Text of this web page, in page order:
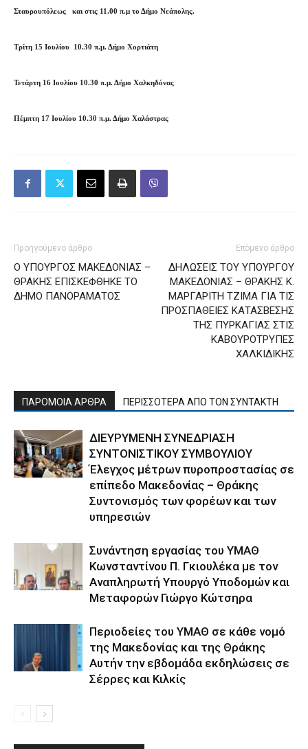
Σταυρουπόλεως και στις 11.00 π.μ το Δήμο Νεάπολης.
Τρίτη 15 Ιουλίου 10.30 π.μ. Δήμο Χορτιάτη
Τετάρτη 16 Ιουλίου 10.30 π.μ. Δήμο Χαλκηδόνας
Πέμπτη 17 Ιουλίου 10.30 π.μ. Δήμο Χαλάστρας
Προηγούμενο άρθρο
Ο ΥΠΟΥΡΓΟΣ ΜΑΚΕΔΟΝΙΑΣ –
ΘΡΑΚΗΣ ΕΠΙΣΚΕΦΘΗΚΕ ΤΟ
ΔΗΜΟ ΠΑΝΟΡΑΜΑΤΟΣ
Επόμενο άρθρο
ΔΗΛΩΣΕΙΣ ΤΟΥ ΥΠΟΥΡΓΟΥ
ΜΑΚΕΔΟΝΙΑΣ – ΘΡΑΚΗΣ Κ.
ΜΑΡΓΑΡΙΤΗ ΤΖΙΜΑ ΓΙΑ ΤΙΣ
ΠΡΟΣΠΑΘΕΙΕΣ ΚΑΤΑΣΒΕΣΗΣ
ΤΗΣ ΠΥΡΚΑΓΙΑΣ ΣΤΙΣ
ΚΑΒΟΥΡΟΤΡΥΠΕΣ
ΧΑΛΚΙΔΙΚΗΣ
ΠΑΡΟΜΟΙΑ ΑΡΘΡΑ ΠΕΡΙΣΣΟΤΕΡΑ ΑΠΟ ΤΟΝ ΣΥΝΤΑΚΤΗ
ΔΙΕΥΡΥΜΕΝΗ ΣΥΝΕΔΡΙΑΣΗ
ΣΥΝΤΟΝΙΣΤΙΚΟΥ ΣΥΜΒΟΥΛΙΟΥ
Έλεγχος μέτρων πυροπροστασίας σε
επίπεδο Μακεδονίας – Θράκης
Συντονισμός των φορέων και των
υπηρεσιών
Συνάντηση εργασίας του ΥΜΑΘ
Κωνσταντίνου Π. Γκιουλέκα με τον
Αναπληρωτή Υπουργό Υποδομών και
Μεταφορών Γιώργο Κώτσηρα
Περιοδείες του ΥΜΑΘ σε κάθε νομό
της Μακεδονίας και της Θράκης
Αυτήν την εβδομάδα εκδηλώσεις σε
Σέρρες και Κιλκίς